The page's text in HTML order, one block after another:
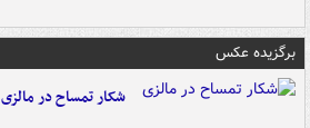
برگزیده عکس
شکار تمساح در مالزی